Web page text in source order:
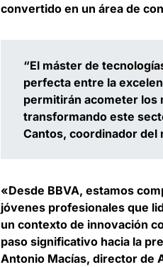
convertido en un área de
“El máster de
perfecta entre la
permitirán acometer los
transformando este
Cantos, coordinador del
«Desde BBVA, estamos
jóvenes profesionales que
un contexto de innovación
paso significativo hacia la
Antonio Macías, director de